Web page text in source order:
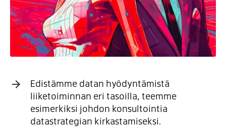
Edistämme datan hyödyntämistä
liiketoiminnan eri tasoilla, teemme
esimerkiksi johdon konsultointia
datastrategian kirkastamiseksi.